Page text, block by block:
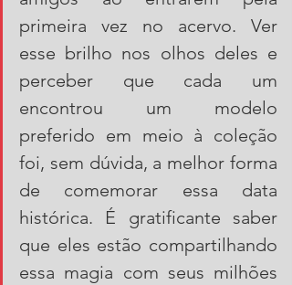
primeira vez no acervo. Ver
esse brilho nos olhos deles e
perceber que cada um
encontrou um modelo
preferido em meio à coleção
foi, sem dúvida, a melhor forma
de comemorar essa data
histórica. É gratificante saber
que eles estão compartilhando
essa magia com seus milhões